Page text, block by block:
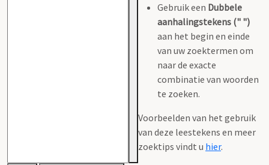
Gebruik een Dubbele
aanhalingstekens (" ")
aan het begin en einde
van uw zoektermen om
naar de exacte
combinatie van woorden
te zoeken.
Voorbeelden van het gebruik
van deze leestekens en meer
zoektips vindt u hier.